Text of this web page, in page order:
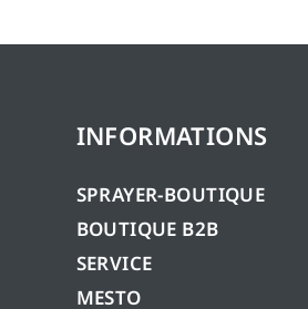
INFORMATIONS
SPRAYER-BOUTIQUE
BOUTIQUE B2B
SERVICE
MESTO